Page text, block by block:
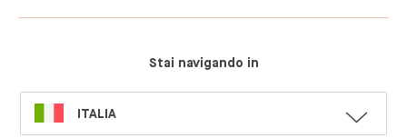
Stai navigando in
SELECT
LANGUAGE
ITALIA